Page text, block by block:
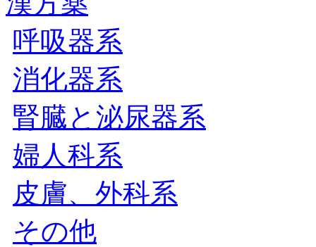
呼吸器系
消化器系
腎臓と泌尿器系
婦人科系
皮膚、外科系
その他